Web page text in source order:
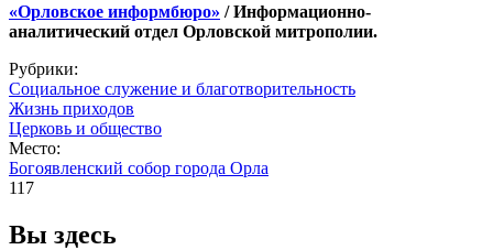
«Орловское информбюро» / Информационно-
аналитический отдел Орловской митрополии.
Рубрики:
Социальное служение и благотворительность
Жизнь приходов
Церковь и общество
Место:
Богоявленский собор города Орла
117
Вы здесь